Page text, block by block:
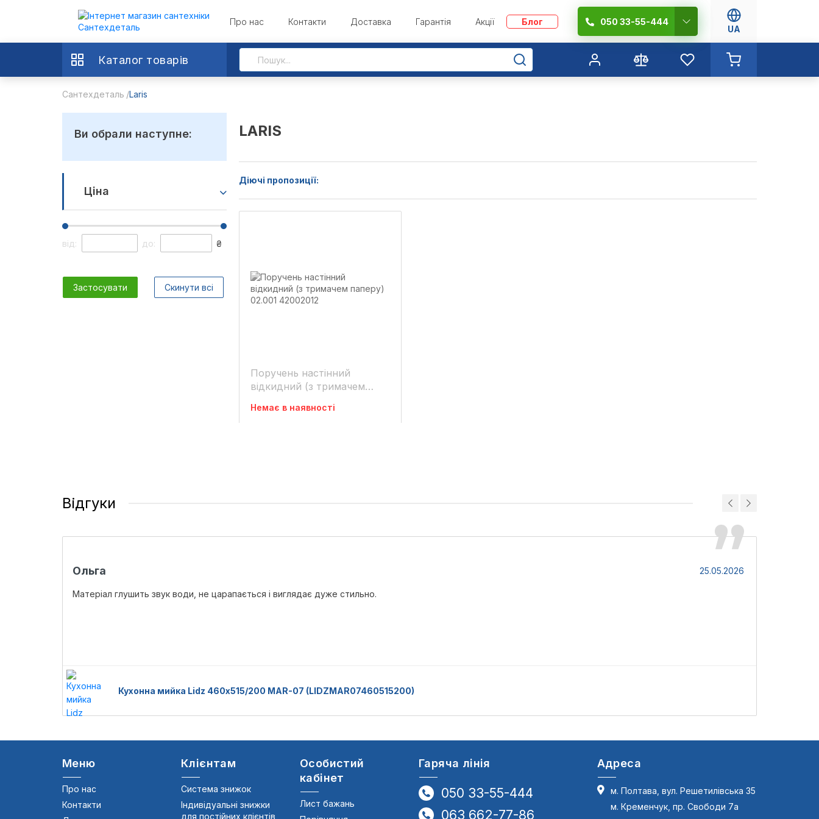
Про нас Контакти Доставка Гарантія Акції Блог 050 33-55-444
UA
Каталог товарів
Сантехдеталь Laris
Ви обрали наступне:
Ціна
від: до: ₴
Застосувати Скинути всі
LARIS
Діючі пропозиції:
Поручень настінний
відкидний (з тримачем
Немає в наявності
Відгуки
Ольга 25.05.2026
Матеріал глушить звук води, не царапається і виглядає дуже стильно.
Кухонна мийка Lidz 460х515/200 MAR-07 (LIDZMAR07460515200)
Меню
Про нас
Контакти
Клієнтам
Система знижок
Індивідуальні знижки
для постійних клієнтів
Особистий
кабінет
Лист бажань
Гаряча лінія
050 33-55-444
063 662-77-86
Адреса
м. Полтава, вул. Решетилівська 35
м. Кременчук, пр. Свободи 7а